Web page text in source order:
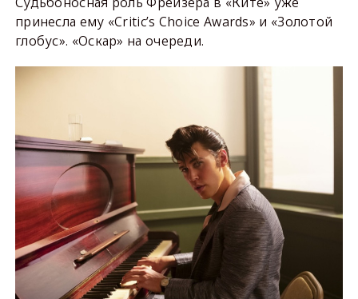
принесла ему «Critic’s Choice Awards» и «Золотой
глобус». «Оскар» на очереди.